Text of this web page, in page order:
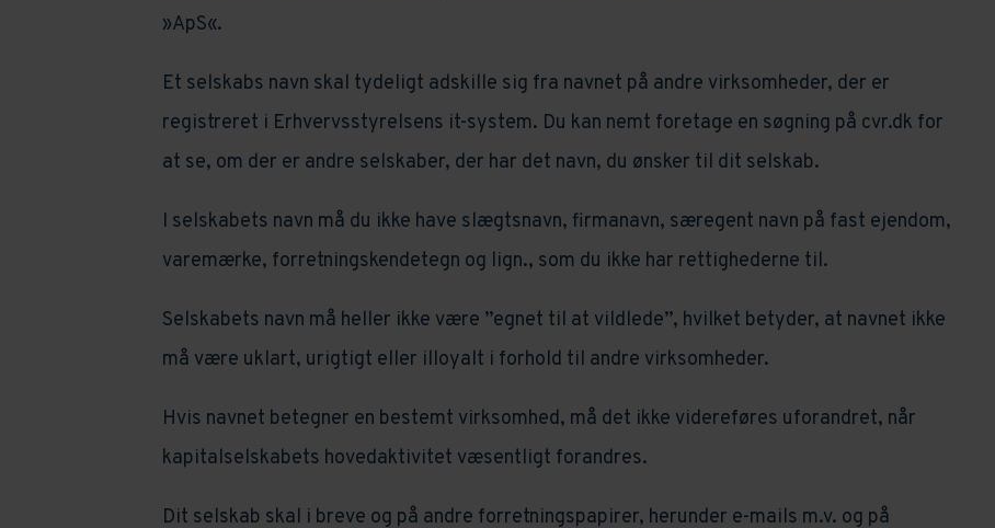
»ApS«.
Et selskabs navn skal tydeligt adskille sig fra navnet på andre virksomheder, der er
registreret i Erhvervsstyrelsens it-system. Du kan nemt foretage en søgning på cvr.dk for
at se, om der er andre selskaber, der har det navn, du ønsker til dit selskab.
I selskabets navn må du ikke have slægtsnavn, firmanavn, særegent navn på fast ejendom,
varemærke, forretningskendetegn og lign., som du ikke har rettighederne til.
Selskabets navn må heller ikke være ”egnet til at vildlede”, hvilket betyder, at navnet ikke
må være uklart, urigtigt eller illoyalt i forhold til andre virksomheder.
Hvis navnet betegner en bestemt virksomhed, må det ikke videreføres uforandret, når
kapitalselskabets hovedaktivitet væsentligt forandres.
Dit selskab skal i breve og på andre forretningspapirer, herunder e-mails m.v. og på